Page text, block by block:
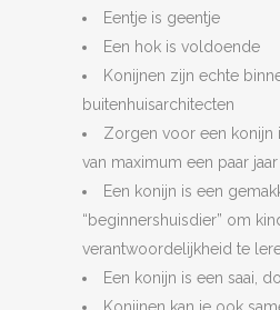
Eentje is geentje
Een hok is voldoende
Konijnen zijn echte
buitenhuisarchitecten
Zorgen voor een konijn
van maximum een paar jaar
Een konijn is een
“beginnershuisdier” om
verantwoordelijkheid te
Een konijn is een saai,